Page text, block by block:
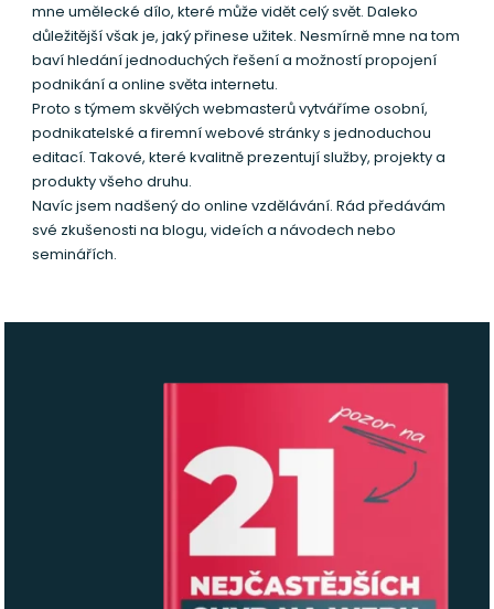
mne umělecké dílo, které může vidět celý svět. Daleko
důležitější však je, jaký přinese užitek. Nesmírně mne na tom
baví hledání jednoduchých řešení a možností propojení
podnikání a online světa internetu.
Proto s týmem skvělých webmasterů vytváříme osobní,
podnikatelské a firemní webové stránky s jednoduchou
editací. Takové, které kvalitně prezentují služby, projekty a
produkty všeho druhu.
Navíc jsem nadšený do online vzdělávání. Rád předávám
své zkušenosti na blogu, videích a návodech nebo
seminářích.